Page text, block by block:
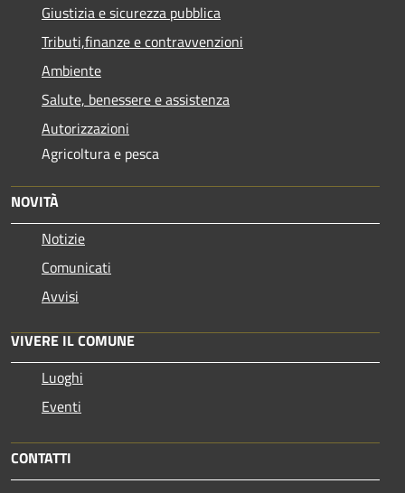
Giustizia e sicurezza pubblica
Tributi,finanze e contravvenzioni
Ambiente
Salute, benessere e assistenza
Autorizzazioni
Agricoltura e pesca
NOVITÀ
Notizie
Comunicati
Avvisi
VIVERE IL COMUNE
Luoghi
Eventi
CONTATTI